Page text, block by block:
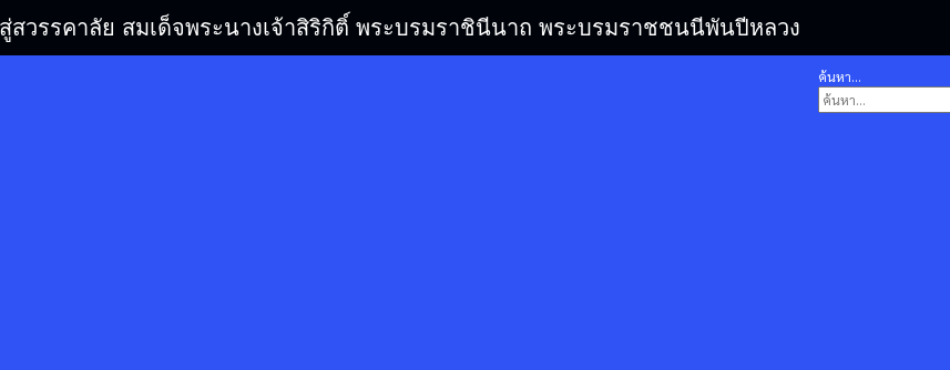
วรรคาลัย สมเด็จพระนางเจ้าสิริกิติ์ พระบรมราชินีนาถ พระบรมราชชนนีพันปีหลวง
ค้นหา...